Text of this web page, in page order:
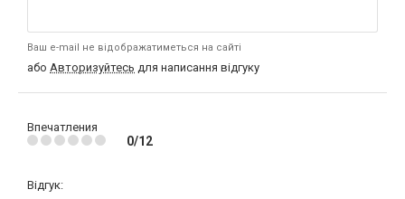
Ваш e-mail не відображатиметься на сайті
або Авторизуйтесь для написання відгуку
Впечатления
0/12
Відгук: